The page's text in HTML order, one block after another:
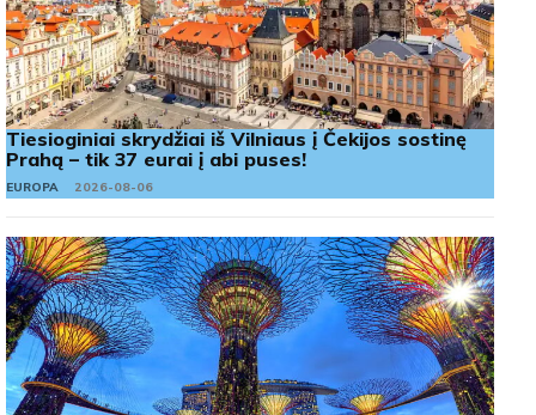
Tiesioginiai skrydžiai iš Vilniaus į Čekijos sostinę
Prahą – tik 37 eurai į abi puses!
EUROPA 2026-08-06